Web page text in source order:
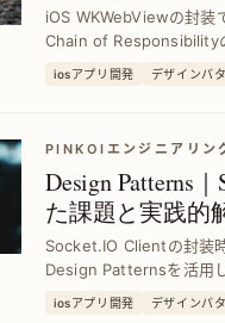
iOS WKWebViewの封装
Chain of Responsibility
性と拡張性を向上させる
iosアプリ開発 デザインパ
PINKOIエンジニアリン
Design Patterns
た課題と実践的
Socket.IO Clientの封装
Design Patternsを活用
をパターン適用で克服
iosアプリ開発 デザインパ